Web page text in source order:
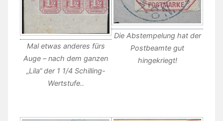
Mal etwas anderes fürs
Auge – nach dem ganzen
„Lila“ der 1 1/4 Schilling-
Wertstufe..
Die Abstempelung hat der
Postbeamte gut
hingekriegt!